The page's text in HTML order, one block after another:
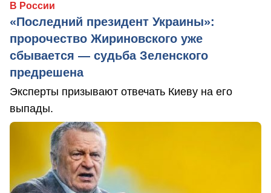
В России
«Последний президент Украины»:
пророчество Жириновского уже
сбывается — судьба Зеленского
предрешена
Эксперты призывают отвечать Киеву на его
выпады.